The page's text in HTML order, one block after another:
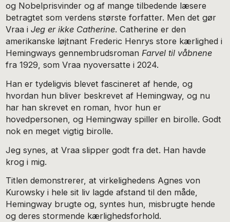
og Nobelprisvinder og af mange tilbedende læsere
betragtet som verdens største forfatter. Men det gør
Vraa iJeg er ikke Catherine. Catherine er den
amerikanske løjtnant Frederic Henrys store kærlighed i
Hemingways gennembrudsromanFarvel til våbnene
fra 1929, som Vraa nyoversatte i 2024.
Han er tydeligvis blevet fascineret af hende, og
hvordan hun bliver beskrevet af Hemingway, og nu
har han skrevet en roman, hvor hun er
hovedpersonen, og Hemingway spiller en birolle. Godt
nok en meget vigtig birolle.
Jeg synes, at Vraa slipper godt fra det. Han havde
krog i mig.
Titlen demonstrerer, at virkelighedens Agnes von
Kurowsky i hele sit liv lagde afstand til den måde,
Hemingway brugte og, syntes hun, misbrugte hende
og deres stormende kærlighedsforhold.